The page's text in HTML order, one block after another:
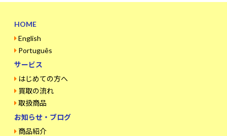
HOME
English
Português
サービス
はじめての方へ
買取の流れ
取扱商品
お知らせ・ブログ
商品紹介